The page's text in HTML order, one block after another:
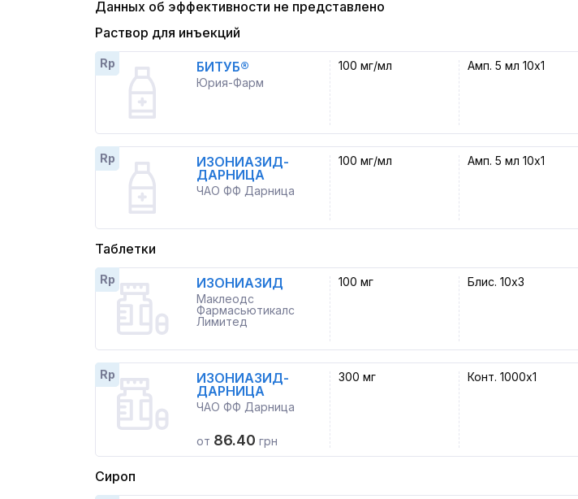
Данных об эффективности не представлено
Раствор для инъекций
Rp БИТУБ®
Юрия-Фарм
100 мг/мл Амп. 5 мл 10x1
Rp
ИЗОНИАЗИД-
ДАРНИЦА
ЧАО ФФ Дарница
100 мг/мл Амп. 5 мл 10x1
Таблетки
Rp ИЗОНИАЗИД
Маклеодс
Фармасьютикалс
Лимитед
100 мг Блис. 10x3
Rp
ИЗОНИАЗИД-
ДАРНИЦА
ЧАО ФФ Дарница
от 86.40 грн
300 мг Конт. 1000x1
Сироп